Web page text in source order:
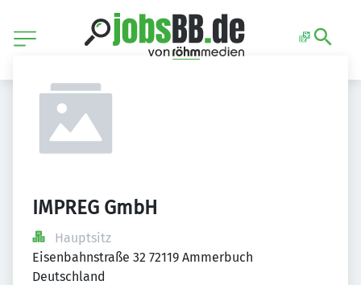
IMPREG GmbH
Hauptsitz
Eisenbahnstraße 32 72119 Ammerbuch
Deutschland